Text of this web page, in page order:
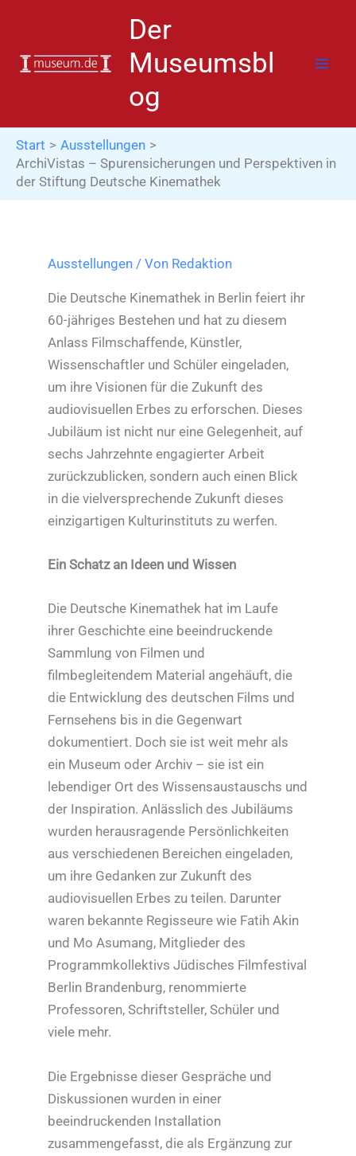
springen
Der
Museumsbl
og
Start
Ausstellungen
ArchiVistas – Spurensicherungen und Perspektiven in
der Stiftung Deutsche Kinemathek
Ausstellungen / Von Redaktion
Die Deutsche Kinemathek in Berlin feiert ihr
60-jähriges Bestehen und hat zu diesem
Anlass Filmschaffende, Künstler,
Wissenschaftler und Schüler eingeladen,
um ihre Visionen für die Zukunft des
audiovisuellen Erbes zu erforschen. Dieses
Jubiläum ist nicht nur eine Gelegenheit, auf
sechs Jahrzehnte engagierter Arbeit
zurückzublicken, sondern auch einen Blick
in die vielversprechende Zukunft dieses
einzigartigen Kulturinstituts zu werfen.
Ein Schatz an Ideen und Wissen
Die Deutsche Kinemathek hat im Laufe
ihrer Geschichte eine beeindruckende
Sammlung von Filmen und
filmbegleitendem Material angehäuft, die
die Entwicklung des deutschen Films und
Fernsehens bis in die Gegenwart
dokumentiert. Doch sie ist weit mehr als
ein Museum oder Archiv – sie ist ein
lebendiger Ort des Wissensaustauschs und
der Inspiration. Anlässlich des Jubiläums
wurden herausragende Persönlichkeiten
aus verschiedenen Bereichen eingeladen,
um ihre Gedanken zur Zukunft des
audiovisuellen Erbes zu teilen. Darunter
waren bekannte Regisseure wie Fatih Akin
und Mo Asumang, Mitglieder des
Programmkollektivs Jüdisches Filmfestival
Berlin Brandenburg, renommierte
Professoren, Schriftsteller, Schüler und
viele mehr.
Die Ergebnisse dieser Gespräche und
Diskussionen wurden in einer
beeindruckenden Installation
zusammengefasst, die als Ergänzung zur